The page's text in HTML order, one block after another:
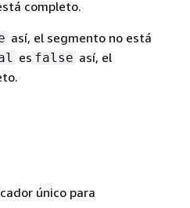
completo.
así, el segmento no está
es false así, el
único para